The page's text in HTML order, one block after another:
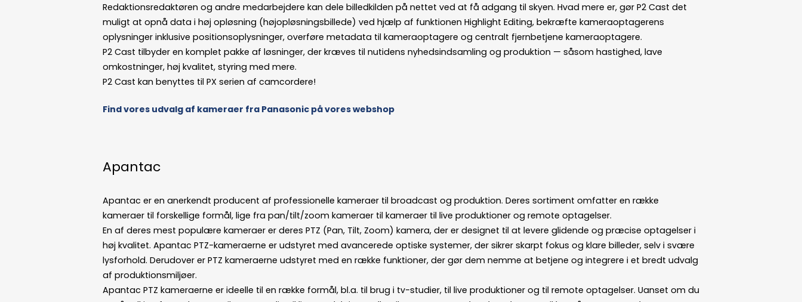
Redaktionsredaktøren og andre medarbejdere kan dele billedkilden på nettet ved at få adgang til skyen. Hvad mere er, gør P2 Cast det
muligt at opnå data i høj opløsning (højopløsningsbillede) ved hjælp af funktionen Highlight Editing, bekræfte kameraoptagerens
oplysninger inklusive positionsoplysninger, overføre metadata til kameraoptagere og centralt fjernbetjene kameraoptagere.
P2 Cast tilbyder en komplet pakke af løsninger, der kræves til nutidens nyhedsindsamling og produktion — såsom hastighed, lave
omkostninger, høj kvalitet, styring med mere.
P2 Cast kan benyttes til PX serien af camcordere!
Find vores udvalg af kameraer fra Panasonic på vores webshop
Apantac
Apantac er en anerkendt producent af professionelle kameraer til broadcast og produktion. Deres sortiment omfatter en række
kameraer til forskellige formål, lige fra pan/tilt/zoom kameraer til kameraer til live produktioner og remote optagelser.
En af deres mest populære kameraer er deres PTZ (Pan, Tilt, Zoom) kamera, der er designet til at levere glidende og præcise optagelser i
høj kvalitet. Apantac PTZ-kameraerne er udstyret med avancerede optiske systemer, der sikrer skarpt fokus og klare billeder, selv i svære
lysforhold. Derudover er PTZ kameraerne udstyret med en række funktioner, der gør dem nemme at betjene og integrere i et bredt udvalg
af produktionsmiljøer.
Apantac PTZ kameraerne er ideelle til en række formål, bl.a. til brug i tv-studier, til live produktioner og til remote optagelser. Uanset om du